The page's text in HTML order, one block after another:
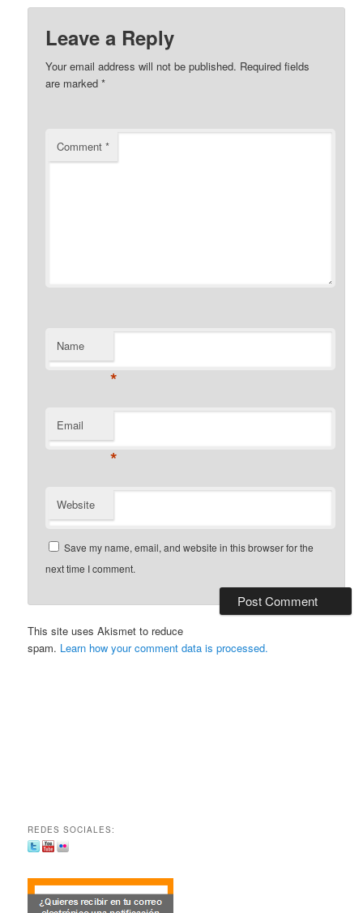
Leave a Reply
Your email address will not be published. Required fields
are marked*
Comment*
Name
*
Email
*
Website
Save my name, email, and website in this browser for the
next time I comment.
This site uses Akismet to reduce
spam. Learn how your comment data is processed.
REDES SOCIALES: